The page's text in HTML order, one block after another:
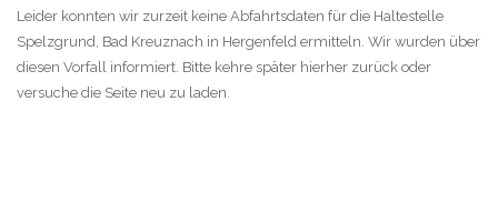
Leider konnten wir zurzeit keine Abfahrtsdaten für die Haltestelle
Spelzgrund, Bad Kreuznach in Hergenfeld ermitteln. Wir wurden über
diesen Vorfall informiert. Bitte kehre später hierher zurück oder
versuche die Seite neu zu laden.